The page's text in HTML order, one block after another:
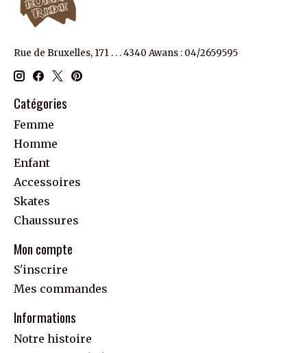
Rue de Bruxelles, 171 . . . 4340 Awans : 04/2659595
Catégories
Femme
Homme
Enfant
Accessoires
Skates
Chaussures
Mon compte
S'inscrire
Mes commandes
Informations
Notre histoire